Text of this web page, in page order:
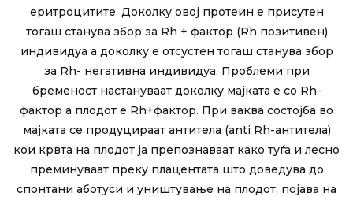
еритроцитите. Доколку овој протеин е присутен
тогаш станува збор за Rh + фактор (Rh позитивен)
индивидуа а доколку е отсустен тогаш станува збор
за Rh- негативна индивидуа. Проблеми при
бременост настануваат доколку мајката е со Rh-
фактор а плодот е Rh+фактор. При ваква состојба во
мајката се продуцираат антитела (anti Rh-антитела)
кои крвта на плодот ја препознаваат како туѓа и лесно
преминуваат преку плацентата што доведува до
спонтани аботуси и уништување на плодот, појава на